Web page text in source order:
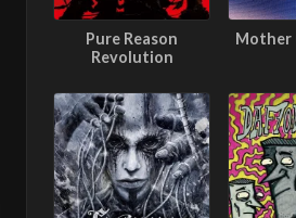
Pure Reason
Revolution
Mother